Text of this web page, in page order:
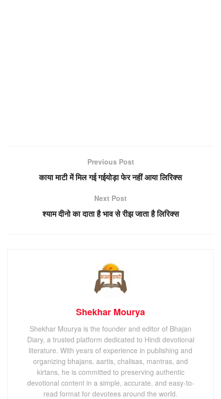
Previous Post
काया माटी में मिल गई गईयोड़ा फेर नहीं आया लिरिक्स
Next Post
श्याम दीनो का दाता है भाव से रीझ जाता है लिरिक्स
Shekhar Mourya
Shekhar Mourya is the founder and editor of Bhajan
Diary, a trusted platform dedicated to Hindi devotional
literature. With years of experience in publishing and
organizing bhajans, aartis, chalisas, mantras, and
kirtans, he is committed to preserving authentic
devotional content in a simple, accurate, and easy-to-
read format for devotees around the world.